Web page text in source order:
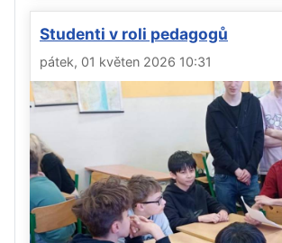
Studenti v roli pedagogů
pátek, 01 květen 2026 10:31